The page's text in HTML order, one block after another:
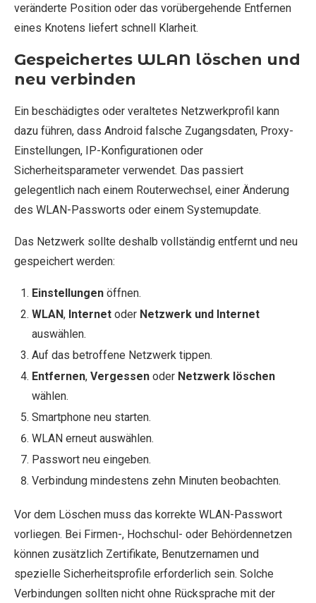
veränderte Position oder das vorübergehende Entfernen
eines Knotens liefert schnell Klarheit.
Gespeichertes WLAN löschen und
neu verbinden
Ein beschädigtes oder veraltetes Netzwerkprofil kann
dazu führen, dass Android falsche Zugangsdaten, Proxy-
Einstellungen, IP-Konfigurationen oder
Sicherheitsparameter verwendet. Das passiert
gelegentlich nach einem Routerwechsel, einer Änderung
des WLAN-Passworts oder einem Systemupdate.
Das Netzwerk sollte deshalb vollständig entfernt und neu
gespeichert werden:
Einstellungen öffnen.
WLAN, Internet oder Netzwerk und Internet
auswählen.
Auf das betroffene Netzwerk tippen.
Entfernen, Vergessen oder Netzwerk löschen
wählen.
Smartphone neu starten.
WLAN erneut auswählen.
Passwort neu eingeben.
Verbindung mindestens zehn Minuten beobachten.
Vor dem Löschen muss das korrekte WLAN-Passwort
vorliegen. Bei Firmen-, Hochschul- oder Behördennetzen
können zusätzlich Zertifikate, Benutzernamen und
spezielle Sicherheitsprofile erforderlich sein. Solche
Verbindungen sollten nicht ohne Rücksprache mit der